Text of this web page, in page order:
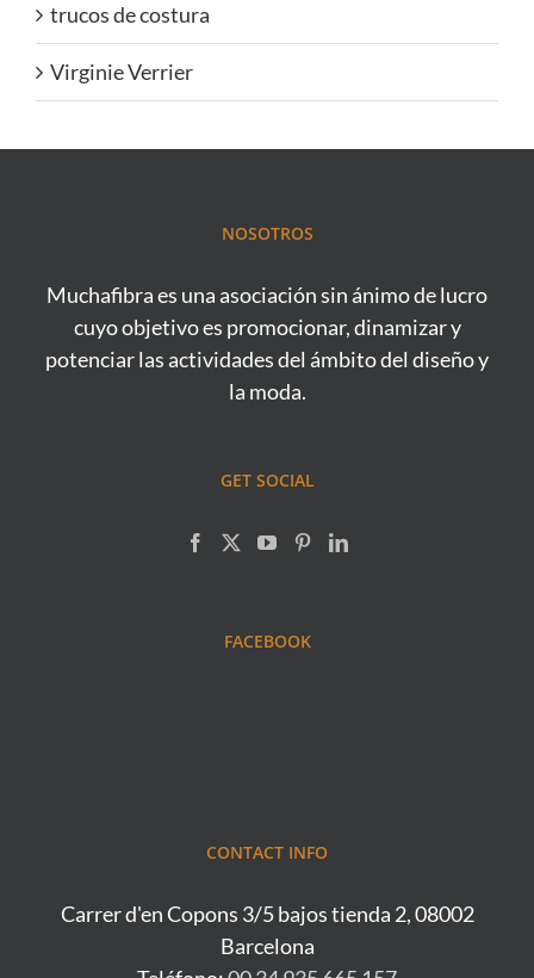
trucos de costura
Virginie Verrier
NOSOTROS
Muchafibra es una asociación sin ánimo de lucro
cuyo objetivo es promocionar, dinamizar y
potenciar las actividades del ámbito del diseño y
la moda.
GET SOCIAL
FACEBOOK
CONTACT INFO
Carrer d'en Copons 3/5 bajos tienda 2, 08002
Barcelona